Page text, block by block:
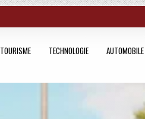
TOURISME TECHNOLOGIE AUTOMOBILE